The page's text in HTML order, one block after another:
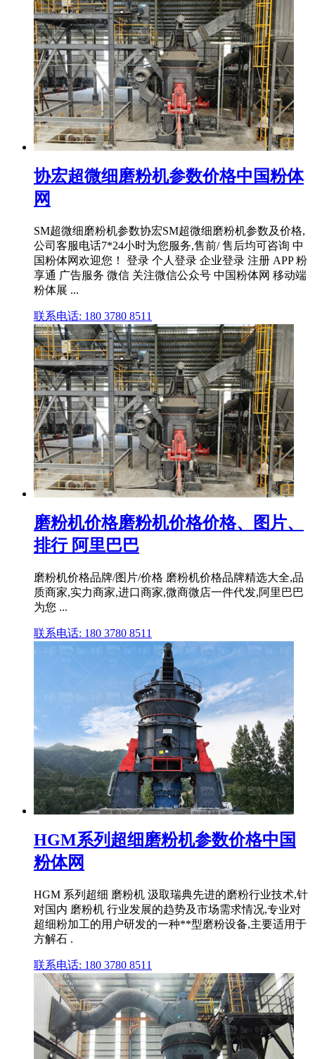
协宏超微细磨粉机参数价格中国粉体
网
SM超微细磨粉机参数协宏SM超微细磨粉机参数及价格,
公司客服电话7*24小时为您服务,售前/ 售后均可咨询 中
国粉体网欢迎您！ 登录 个人登录 企业登录 注册 APP 粉
享通 广告服务 微信 关注微信公众号 中国粉体网 移动端
粉体展 ...
联系电话: 180 3780 8511
磨粉机价格磨粉机价格价格、图片、
排行 阿里巴巴
磨粉机价格品牌/图片/价格 磨粉机价格品牌精选大全,品
质商家,实力商家,进口商家,微商微店一件代发,阿里巴巴
为您 ...
联系电话: 180 3780 8511
HGM系列超细磨粉机参数价格中国
粉体网
HGM 系列超细 磨粉机 汲取瑞典先进的磨粉行业技术,针
对国内 磨粉机 行业发展的趋势及市场需求情况,专业对
超细粉加工的用户研发的一种**型磨粉设备,主要适用于
方解石 .
联系电话: 180 3780 8511